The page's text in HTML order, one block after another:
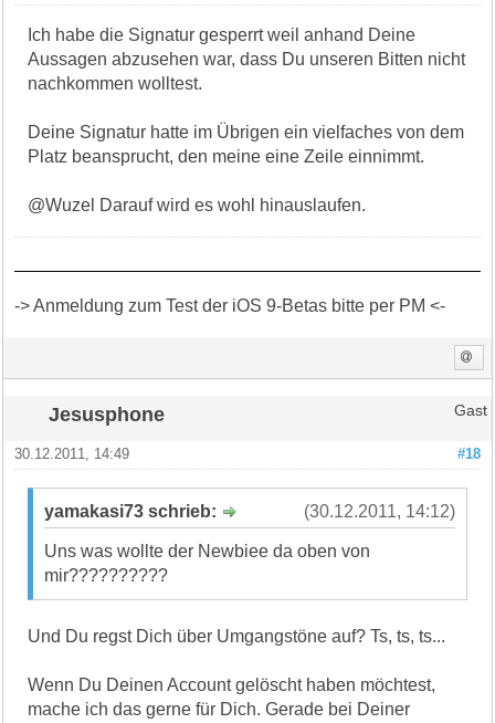
Ich habe die Signatur gesperrt weil anhand Deine
Aussagen abzusehen war, dass Du unseren Bitten nicht
nachkommen wolltest.
Deine Signatur hatte im Übrigen ein vielfaches von dem
Platz beansprucht, den meine eine Zeile einnimmt.
@Wuzel Darauf wird es wohl hinauslaufen.
-> Anmeldung zum Test der iOS 9-Betas bitte per PM <-
Jesusphone Gast
#18
30.12.2011, 14:49
(30.12.2011, 14:12)
yamakasi73 schrieb:
Uns was wollte der Newbiee da oben von
mir??????????
Und Du regst Dich über Umgangstöne auf? Ts, ts, ts...
Wenn Du Deinen Account gelöscht haben möchtest,
mache ich das gerne für Dich. Gerade bei Deiner